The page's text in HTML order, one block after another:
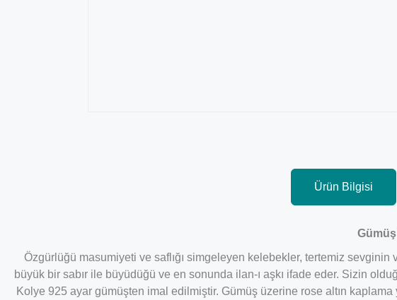
Ürün Bilgisi
Özgürlüğü masumiyeti ve saflığı simgeleyen kelebekler, tertemiz sevginin
büyük bir sabır ile büyüdüğü ve en sonunda ilan-ı aşkı ifade eder. Sizin
Kolye 925 ayar gümüşten imal edilmiştir. Gümüş üzerine rose altın kaplama